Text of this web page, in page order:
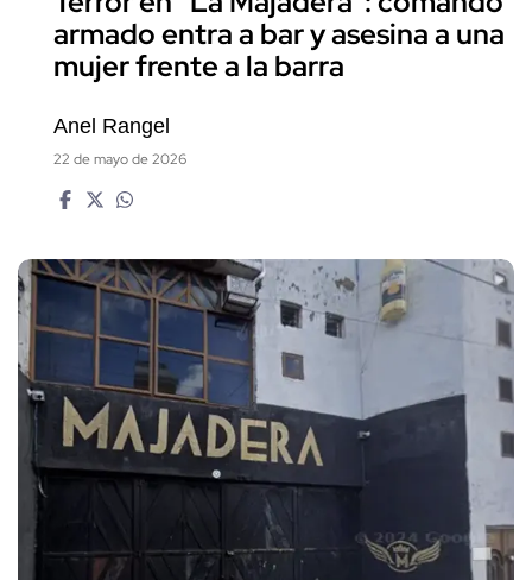
armado entra a bar y asesina a una
mujer frente a la barra
Anel Rangel
22 de mayo de 2026